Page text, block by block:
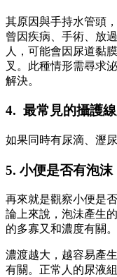
其原因與手持水管頭
曾因疾病、手術、放
人，可能會因尿道黏
叉。此種情形需尋求
解決。
4. 最常見的攝護線
如果同時有尿滴、瀝
5. 小便是否有泡沫
再來就是觀察小便是
論上來說，泡沬產生
的多寡又和濃度有關。
濃渡越大，越容易產
有關。正常人的尿液